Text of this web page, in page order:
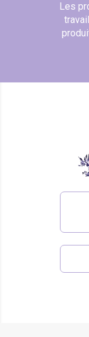
Les